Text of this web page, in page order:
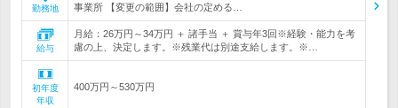
勤務地
事業所 【変更の範囲】会社の定める…
給与
月給：26万円～34万円 ＋ 諸手当 ＋ 賞与年3回※経験・能力を考
慮の上、決定します。※残業代は別途支給します。※…
初年度
年収
400万円～530万円